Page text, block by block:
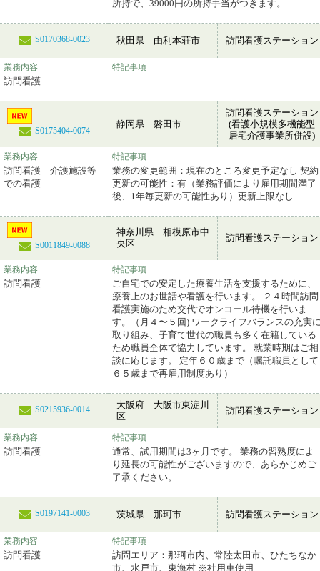
所持で、39000円の所持手当がつきます。
S0170368-0023 秋田県 由利本荘市 訪問看護ステーション
業務内容
訪問看護
特記事項
S0175404-0074
静岡県 磐田市
訪問看護ステーション
(看護小規模多機能型
居宅介護事業所併設)
業務内容
訪問看護 介護施設等
での看護
特記事項
業務の変更範囲：現在のところ変更予定なし 契約
更新の可能性：有（業務評価により雇用期間満了
後、1年毎更新の可能性あり）更新上限なし
S0011849-0088
神奈川県 相模原市中
央区
訪問看護ステーション
業務内容
訪問看護
特記事項
ご自宅での安定した療養生活を支援するために、
療養上のお世話や看護を行います。 ２４時間訪問
看護実施のため交代でオンコール待機を行いま
す。（月４〜５回) ワークライフバランスの充実
取り組み、子育て世代の職員も多く在籍している
ため職員全体で協力しています。 就業時期はご相
談に応じます。 定年６０歳まで（嘱託職員として
６５歳まで再雇用制度あり）
S0215936-0014
大阪府 大阪市東淀川
区
訪問看護ステーション
業務内容
訪問看護
特記事項
通常、試用期間は3ヶ月です。 業務の習熟度によ
り延長の可能性がございますので、あらかじめご
了承ください。
S0197141-0003 茨城県 那珂市 訪問看護ステーション
業務内容
訪問看護
特記事項
訪問エリア：那珂市内、常陸太田市、ひたちなか
市、水戸市、東海村 ※社用車使用